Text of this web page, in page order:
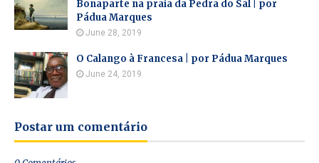
Bonaparte na praia da Pedra do Sal | por
Pádua Marques
June 28, 2019
O Calango à Francesa | por Pádua Marques
June 24, 2019
Postar um comentário